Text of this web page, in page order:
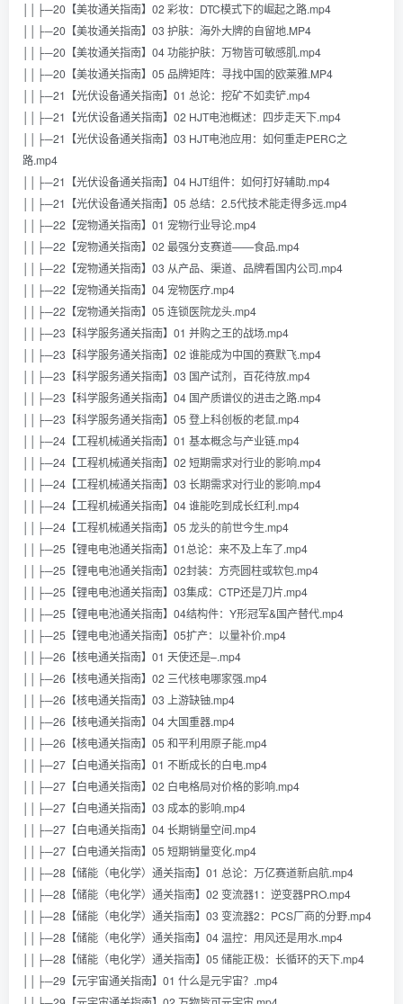
││├─20【美妆通关指南】02 彩妆：DTC模式下的崛起之路.mp4
││├─20【美妆通关指南】03 护肤：海外大牌的自留地.MP4
││├─20【美妆通关指南】04 功能护肤：万物皆可敏感肌.mp4
││├─20【美妆通关指南】05 品牌矩阵：寻找中国的欧莱雅.MP4
││├─21【光伏设备通关指南】01 总论：挖矿不如卖铲.mp4
││├─21【光伏设备通关指南】02 HJT电池概述：四步走天下.mp4
││├─21【光伏设备通关指南】03 HJT电池应用：如何重走PERC之
路.mp4
││├─21【光伏设备通关指南】04 HJT组件：如何打好辅助.mp4
││├─21【光伏设备通关指南】05 总结：2.5代技术能走得多远.mp4
││├─22【宠物通关指南】01 宠物行业导论.mp4
││├─22【宠物通关指南】02 最强分支赛道——食品.mp4
││├─22【宠物通关指南】03 从产品、渠道、品牌看国内公司.mp4
││├─22【宠物通关指南】04 宠物医疗.mp4
││├─22【宠物通关指南】05 连锁医院龙头.mp4
││├─23【科学服务通关指南】01 并购之王的战场.mp4
││├─23【科学服务通关指南】02 谁能成为中国的赛默飞.mp4
││├─23【科学服务通关指南】03 国产试剂，百花待放.mp4
││├─23【科学服务通关指南】04 国产质谱仪的进击之路.mp4
││├─23【科学服务通关指南】05 登上科创板的老鼠.mp4
││├─24【工程机械通关指南】01 基本概念与产业链.mp4
││├─24【工程机械通关指南】02 短期需求对行业的影响.mp4
││├─24【工程机械通关指南】03 长期需求对行业的影响.mp4
││├─24【工程机械通关指南】04 谁能吃到成长红利.mp4
││├─24【工程机械通关指南】05 龙头的前世今生.mp4
││├─25【锂电电池通关指南】01总论：来不及上车了.mp4
││├─25【锂电电池通关指南】02封装：方壳圆柱或软包.mp4
││├─25【锂电电池通关指南】03集成：CTP还是刀片.mp4
││├─25【锂电电池通关指南】04结构件：Y形冠军&国产替代.mp4
││├─25【锂电电池通关指南】05扩产：以量补价.mp4
││├─26【核电通关指南】01 天使还是–.mp4
││├─26【核电通关指南】02 三代核电哪家强.mp4
││├─26【核电通关指南】03 上游缺铀.mp4
││├─26【核电通关指南】04 大国重器.mp4
││├─26【核电通关指南】05 和平利用原子能.mp4
││├─27【白电通关指南】01 不断成长的白电.mp4
││├─27【白电通关指南】02 白电格局对价格的影响.mp4
││├─27【白电通关指南】03 成本的影响.mp4
││├─27【白电通关指南】04 长期销量空间.mp4
││├─27【白电通关指南】05 短期销量变化.mp4
││├─28【储能（电化学）通关指南】01 总论：万亿赛道新启航.mp4
││├─28【储能（电化学）通关指南】02 变流器1：逆变器PRO.mp4
││├─28【储能（电化学）通关指南】03 变流器2：PCS厂商的分野.mp4
││├─28【储能（电化学）通关指南】04 温控：用风还是用水.mp4
││├─28【储能（电化学）通关指南】05 储能正极：长循环的天下.mp4
││├─29【元宇宙通关指南】01 什么是元宇宙？.mp4